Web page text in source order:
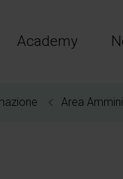
Academy
Area